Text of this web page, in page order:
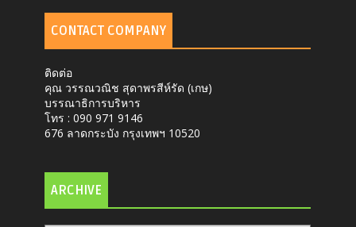
CONTACT COMPANY
ติดต่อ
คุณ วรรณวณิช สุดาพรสีห์รัด (เกษ)
บรรณาธิการบริหาร
โทร : 090 971 9146
676 ลาดกระบัง กรุงเทพฯ 10520
ARCHIVE